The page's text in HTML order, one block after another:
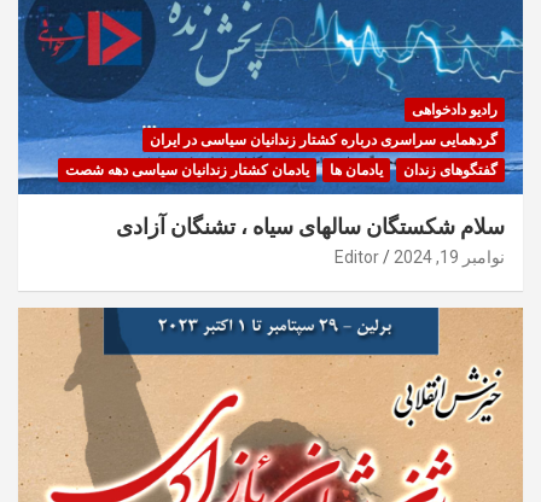
رادیو دادخواهی
گردهمایی سراسری درباره کشتار زندانیان سیاسی در ایران
گفتگوهای زندان
یادمان ها یادمان کشتار زندانیان سیاسی دهه شصت
سلام شکستگان سالهای سیاه ، تشنگان آزادی
نوامبر 19, 2024 Editor